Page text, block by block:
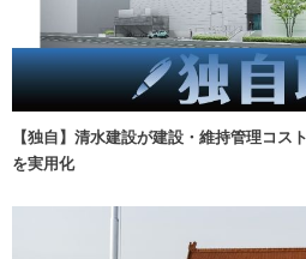
【独自】清水建設が建設・維持管理コス
を実用化